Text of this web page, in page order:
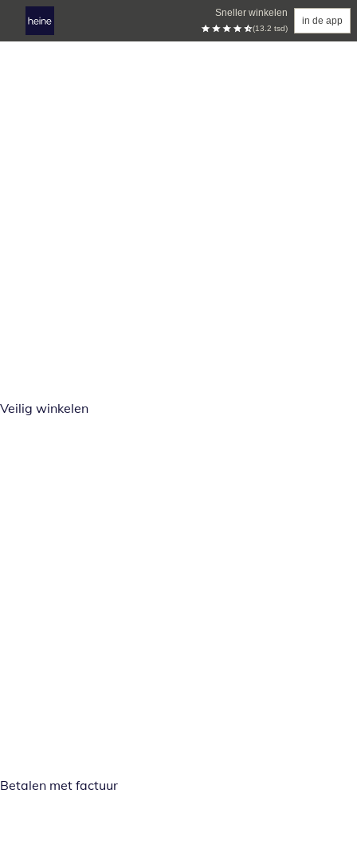
Sneller winkelen
(13.2 tsd)
in de app
Veilig winkelen
Betalen met factuur